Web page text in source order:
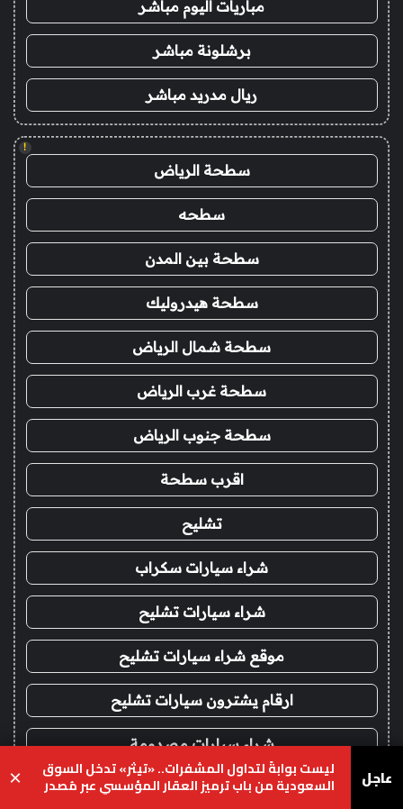
مباريات اليوم مباشر
برشلونة مباشر
ريال مدريد مباشر
!
سطحة الرياض
سطحه
سطحة بين المدن
سطحة هيدروليك
سطحة شمال الرياض
سطحة غرب الرياض
سطحة جنوب الرياض
اقرب سطحة
تشليح
شراء سيارات سكراب
شراء سيارات تشليح
موقع شراء سيارات تشليح
ارقام يشترون سيارات تشليح
شراء سيارات مصدومة
شراء سيارات قديمة تشليح عاجل ليست بوابةً لتداول المشفرات.. «تيثر» تدخل السوق
السعودية من باب ترميز العقار المؤسسي عبر مُصدر ×